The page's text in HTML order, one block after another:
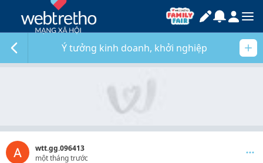
Ý tưởng kinh doanh, khởi nghiệp
wtt.gg.096413
một tháng trước